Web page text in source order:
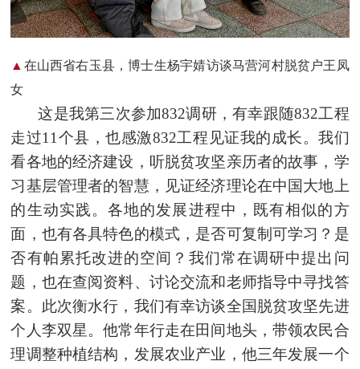
▲ 在山西省右玉县，博士生杨宇婧访谈马营河村脱贫户王凤
女
这是我第三次参加832调研，有幸跟随832工程
走过11个县，也感激832工程见证我的成长。我们
看各地的经济建设，听脱贫攻坚亲历者的故事，学
习基层管理者的智慧，见证经济理论在中国大地上
的生动实践。各地的发展进程中，既有相似的方
面，也有各具特色的模式，是否可复制可学习？是
否有帕累托改进的空间？我们常在调研中提出问
题，也在查阅资料、讨论交流和老师指导中寻找答
案。此次衡水行，我们有幸访谈全国脱贫攻坚先进
个人李双星。他常年行走在田间地头，带领农民合
理调整种植结构，发展农业产业，他三年发展一个